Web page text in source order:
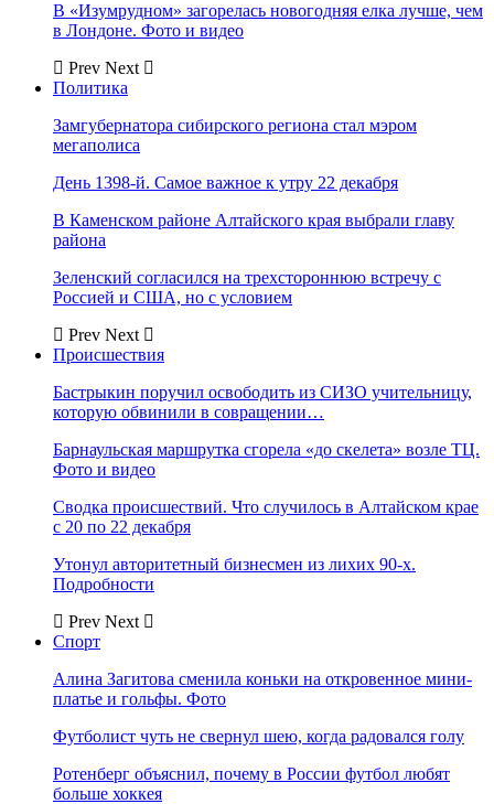
В «Изумрудном» загорелась новогодняя елка лучше, чем
в Лондоне. Фото и видео
Prev Next
Политика
Замгубернатора сибирского региона стал мэром
мегаполиса
День 1398-й. Самое важное к утру 22 декабря
В Каменском районе Алтайского края выбрали главу
района
Зеленский согласился на трехстороннюю встречу с
Россией и США, но с условием
Prev Next
Происшествия
Бастрыкин поручил освободить из СИЗО учительницу,
которую обвинили в совращении…
Барнаульская маршрутка сгорела «до скелета» возле ТЦ.
Фото и видео
Сводка происшествий. Что случилось в Алтайском крае
с 20 по 22 декабря
Утонул авторитетный бизнесмен из лихих 90-х.
Подробности
Prev Next
Спорт
Алина Загитова сменила коньки на откровенное мини-
платье и гольфы. Фото
Футболист чуть не свернул шею, когда радовался голу
Ротенберг объяснил, почему в России футбол любят
больше хоккея